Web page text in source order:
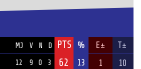
MJ V N D PTS % E± T±
12 9 0 3 62 13 1 10